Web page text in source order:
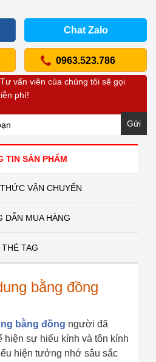
Chat Zalo
0963.523.786
vấn viên của chúng tôi sẽ gọi
phí!
Gửi
TIN SẢN PHẨM
VẬN CHUYỂN
DẪN MUA HÀNG
THẺ TAG
bằng đồng
bằng đồng người đã
hiện sự hiếu kính và tôn kính
hiện tưởng nhớ sâu sắc